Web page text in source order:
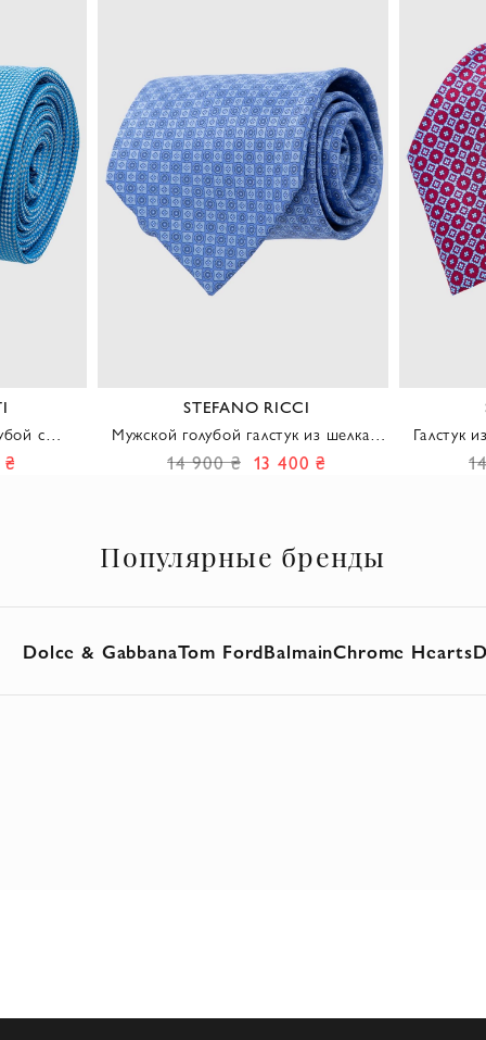
с
STEFANO RICCI
Мужской голубой галстук из шелка с
мелким геометрическим узором
14 900 ₴ 13 400 ₴
Галстук
Популярные бренды
Dolce & GabbanaTom FordBalmainChrome Hearts